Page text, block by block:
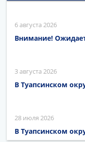
6 августа 2026
Внимание!
3 августа 2026
В Туапсинском
28 июля 2026
В Туапсинском